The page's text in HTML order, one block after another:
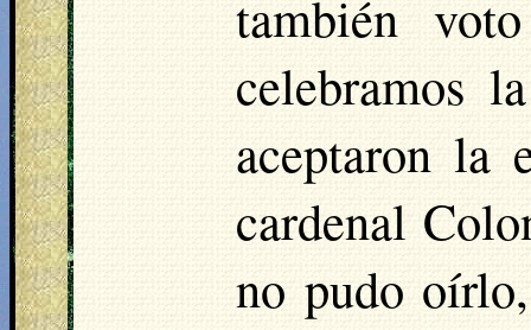
también
celebramos
aceptaron la
cardenal
no pudo